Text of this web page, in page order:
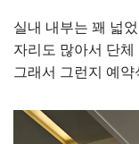
실내 내부는 꽤 넓
자리도 많아서 단
그래서 그런지 예